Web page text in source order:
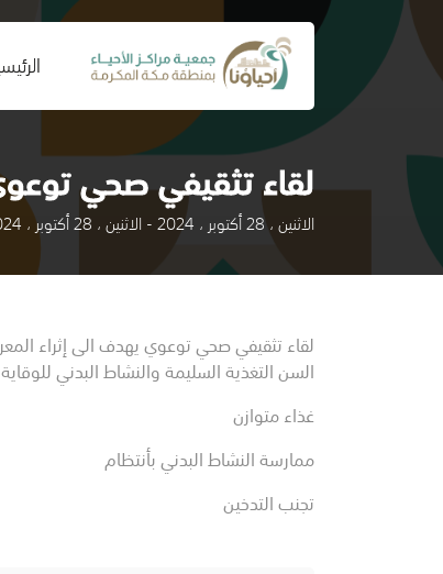
(current)
لقاء تثقيفي صحي
الاثنين ، 28 أكتوبر ، 2024 - الاثنين ، 28 أكتوبر ، 2024
لقاء تثقيفي صحي توعوي يهدف الى إثراء
السن التغذية السليمة والنشاط البدني
غذاء متوازن
ممارسة النشاط البدني بأنتظام
تجنب التدخين